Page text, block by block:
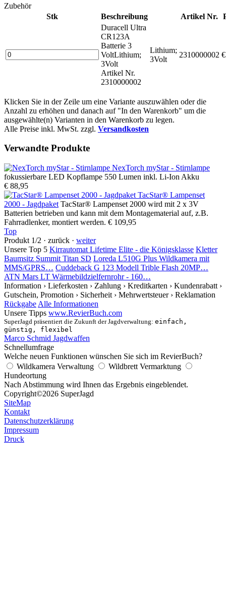
Zubehör
Stk
Beschreibung Artikel Nr.
Duracell Ultra
CR123A
Batterie 3
VoltLithium;
3Volt
Artikel Nr.
2310000002
Lithium;
3Volt
2310000002
Klicken Sie in der Zeile um eine Variante auszuwählen oder die
Anzahl zu erhöhen und danach auf "In den Warenkorb" um die
ausgewählte(n) Varianten in den Warenkorb zu legen.
Alle Preise inkl. MwSt. zzgl. Versandkosten
Verwandte Produkte
NexTorch myStar - Stirnlampe
fokussierbare LED Kopflampe 550 Lumen inkl. Li-Ion Akku
€ 88,95
TacStar® Lampenset
2000 - Jagdpaket TacStar® Lampenset 2000 wird mit 2 x 3V
Batterien betrieben und kann mit dem Montagematerial auf, z.B.
Fahrradlenker, montiert werden. € 109,95
Top
Produkt 1/2 · zurück · weiter
Unsere Top 5 Kirrautomat Lifetime Elite - die Königsklasse Kletter
Baumsitz Summit Titan SD Loreda L510G Plus Wildkamera mit
MMS/GPRS… Cuddeback G 123 Modell Trible Flash 20MP…
ATN Mars LT Wärmebildzielfernrohr - 160…
Information › Lieferkosten › Zahlung › Kreditkarten › Kundenrabatt ›
Gutschein, Promotion › Sicherheit › Mehrwertsteuer › Reklamation
Rückgabe Alle Informationen
Unsere Tipps www.RevierBuch.com
SuperJagd präsentiert die Zukunft der Jagdverwaltung: einfach,
günstig, flexibel
Marco Schmid Jagdwaffen
Schnellumfrage
Welche neuen Funktionen wünschen Sie sich im RevierBuch?
Wildkamera Verwaltung
Wildbrett Vermarktung
Hundeortung
Nach Abstimmung wird Ihnen das Ergebnis eingeblendet.
Copyright©2026 SuperJagd
SiteMap
Kontakt
Datenschutzerklärung
Impressum
Druck